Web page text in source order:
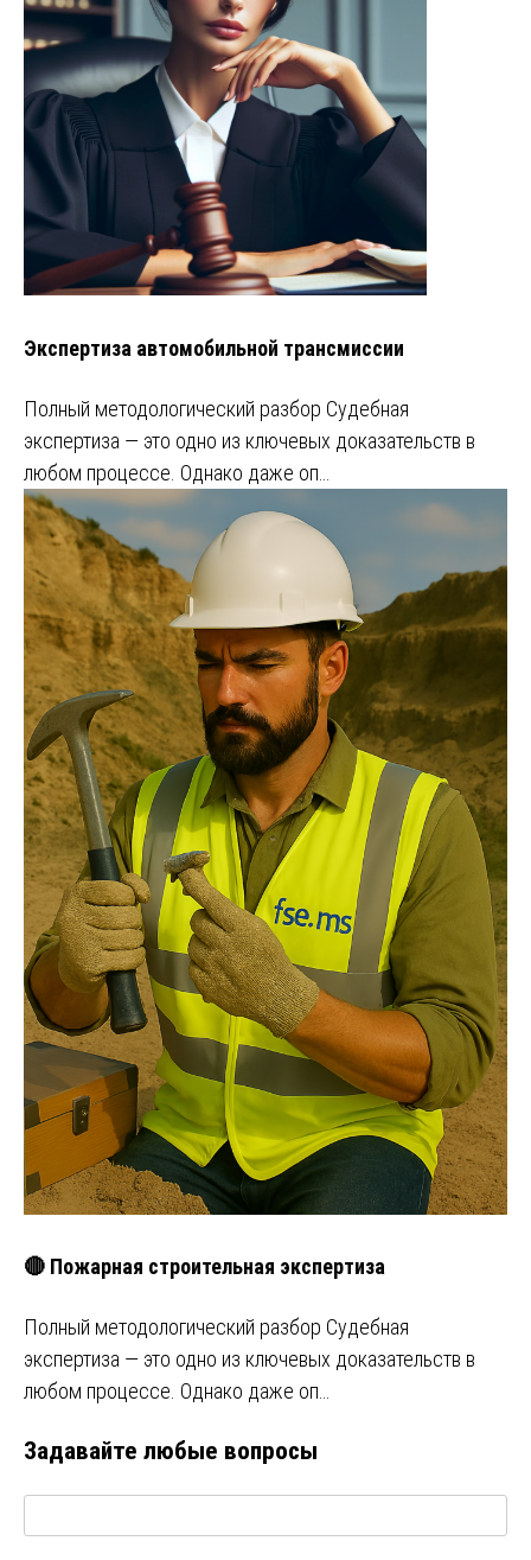
Экспертиза автомобильной трансмиссии
Полный методологический разбор Судебная
экспертиза — это одно из ключевых доказательств в
любом процессе. Однако даже оп…
🔴 Пожарная строительная экспертиза
Полный методологический разбор Судебная
экспертиза — это одно из ключевых доказательств в
любом процессе. Однако даже оп…
Задавайте любые вопросы